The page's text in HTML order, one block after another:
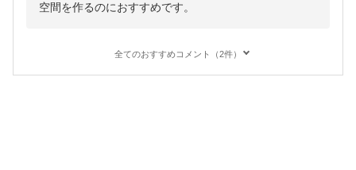
空間を作るのにおすすめです。
全てのおすすめコメント（2件）